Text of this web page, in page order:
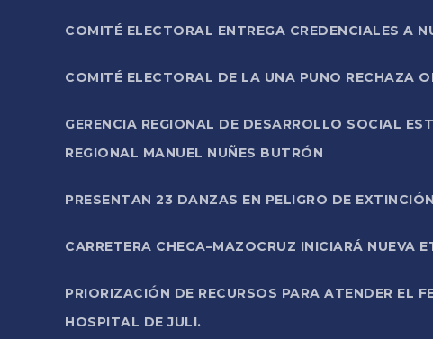
COMITÉ ELECTORAL ENTREGA CREDENCIALES A
COMITÉ ELECTORAL DE LA UNA PUNO RECHAZA
GERENCIA REGIONAL DE DESARROLLO SOCIAL
REGIONAL MANUEL NUÑES BUTRÓN
PRESENTAN 23 DANZAS EN PELIGRO DE
CARRETERA CHECA–MAZOCRUZ INICIARÁ NUEVA
PRIORIZACIÓN DE RECURSOS PARA ATENDER EL
HOSPITAL DE JULI.